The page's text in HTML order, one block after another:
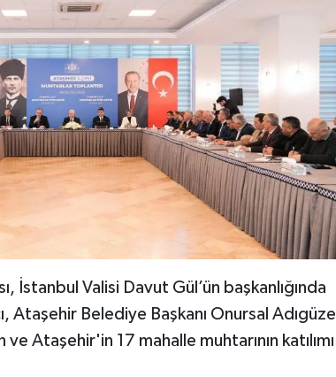
İstanbul Valisi Davut Gül’ün başkanlığında
Ataşehir Belediye Başkanı Onursal Adıgüzel
Ataşehir'in 17 mahalle muhtarının katılımı